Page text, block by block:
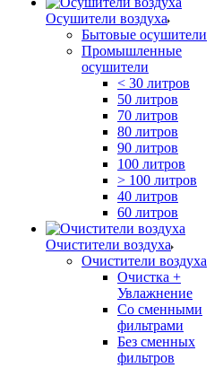
Осушители воздуха
Бытовые осушители
Промышленные
осушители
< 30 литров
50 литров
70 литров
80 литров
90 литров
100 литров
> 100 литров
40 литров
60 литров
Очистители воздуха
Очистители воздуха
Очистка +
Увлажнение
Cо сменными
фильтрами
Без сменных
фильтров